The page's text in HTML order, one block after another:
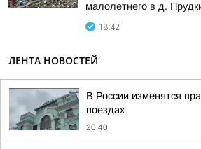
малолетнего в д.
18:42
ЛЕНТА НОВОСТЕЙ
В России изменятся
поездах
20:40